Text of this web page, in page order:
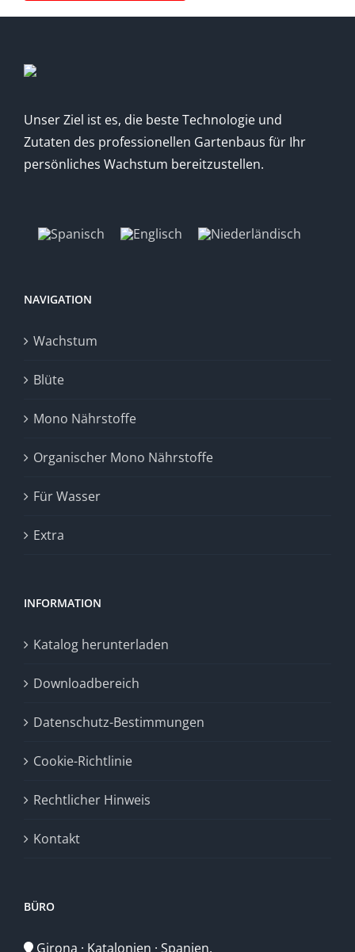
Unser Ziel ist es, die beste Technologie und
Zutaten des professionellen Gartenbaus für Ihr
persönliches Wachstum bereitzustellen.
NAVIGATION
Wachstum
Blüte
Mono Nährstoffe
Organischer Mono Nährstoffe
Für Wasser
Extra
INFORMATION
Katalog herunterladen
Downloadbereich
Datenschutz-Bestimmungen
Cookie-Richtlinie
Rechtlicher Hinweis
Kontakt
BÜRO
Girona · Katalonien · Spanien.